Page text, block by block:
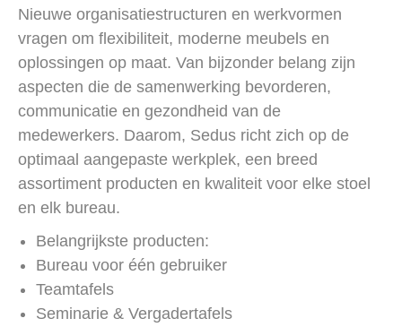
Nieuwe organisatiestructuren en werkvormen
vragen om flexibiliteit, moderne meubels en
oplossingen op maat. Van bijzonder belang zijn
aspecten die de samenwerking bevorderen,
communicatie en gezondheid van de
medewerkers. Daarom, Sedus richt zich op de
optimaal aangepaste werkplek, een breed
assortiment producten en kwaliteit voor elke stoel
en elk bureau.
Belangrijkste producten:
Bureau voor één gebruiker
Teamtafels
Seminarie & Vergadertafels